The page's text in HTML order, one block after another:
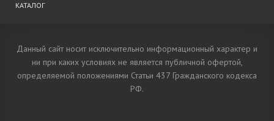
КАТАЛОГ
Данный сайт носит исключительно информационный характер и
ни при каких условиях не является публичной офертой,
определяемой положениями Статьи 437 Гражданского кодекса
РФ.